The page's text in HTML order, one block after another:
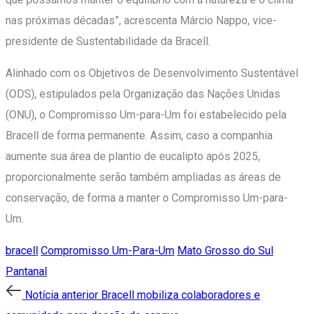
nas próximas décadas”, acrescenta Márcio Nappo, vice-
presidente de Sustentabilidade da Bracell.
Alinhado com os Objetivos de Desenvolvimento Sustentável
(ODS), estipulados pela Organização das Nações Unidas
(ONU), o Compromisso Um-para-Um foi estabelecido pela
Bracell de forma permanente. Assim, caso a companhia
aumente sua área de plantio de eucalipto após 2025,
proporcionalmente serão também ampliadas as áreas de
conservação, de forma a manter o Compromisso Um-para-
Um.
bracell Compromisso Um-Para-Um Mato Grosso do Sul
Pantanal
Post
Notícia
Notícia anterior Bracell mobiliza colaboradores e